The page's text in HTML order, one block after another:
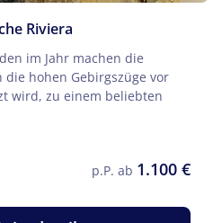
Riviera
im Jahr machen die
hohen Gebirgszüge vor
wird, zu einem beliebten
p.P. ab 1.100 €